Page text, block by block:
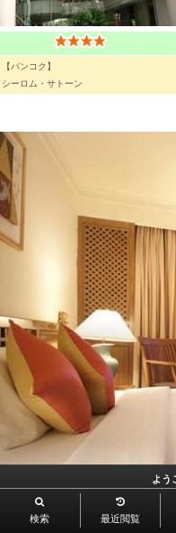
【バンコク】
シーロム・サトーン
よう
検索 最近閲覧